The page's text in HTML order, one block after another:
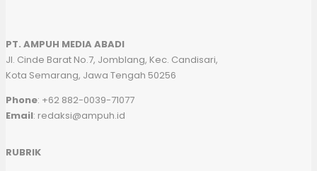
PT. AMPUH MEDIA ABADI
Jl. Cinde Barat No.7, Jomblang, Kec. Candisari,
Kota Semarang, Jawa Tengah 50256
Phone: +62 882-0039-71077
Email: redaksi@ampuh.id
RUBRIK